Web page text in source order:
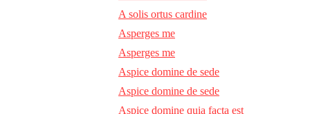
A solis ortus cardine
Asperges me
Asperges me
Aspice domine de sede
Aspice domine de sede
Aspice domine quia facta est